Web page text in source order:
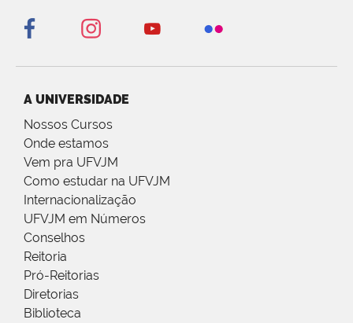
A UNIVERSIDADE
Nossos Cursos
Onde estamos
Vem pra UFVJM
Como estudar na UFVJM
Internacionalização
UFVJM em Números
Conselhos
Reitoria
Pró-Reitorias
Diretorias
Biblioteca